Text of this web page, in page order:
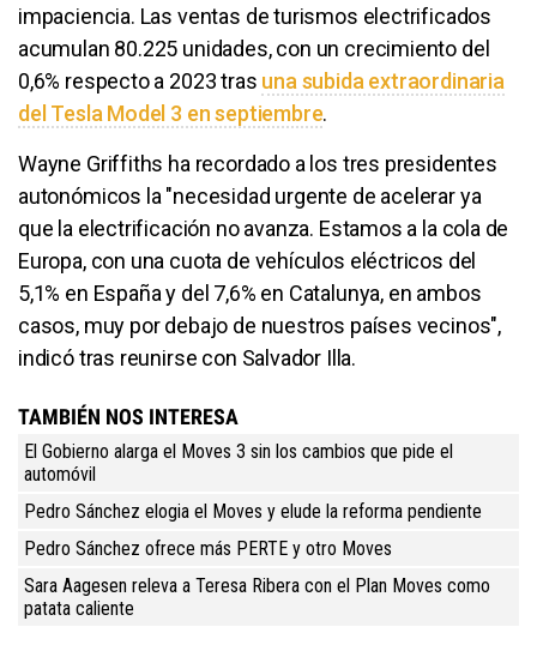
impaciencia. Las ventas de turismos electrificados
acumulan 80.225 unidades, con un crecimiento del
0,6% respecto a 2023 tras una subida extraordinaria
del Tesla Model 3 en septiembre.
Wayne Griffiths ha recordado a los tres presidentes
autonómicos la "necesidad urgente de acelerar ya
que la electrificación no avanza. Estamos a la cola de
Europa, con una cuota de vehículos eléctricos del
5,1% en España y del 7,6% en Catalunya, en ambos
casos, muy por debajo de nuestros países vecinos",
indicó tras reunirse con Salvador Illa.
TAMBIÉN NOS INTERESA
El Gobierno alarga el Moves 3 sin los cambios que pide el
automóvil
Pedro Sánchez elogia el Moves y elude la reforma pendiente
Pedro Sánchez ofrece más PERTE y otro Moves
Sara Aagesen releva a Teresa Ribera con el Plan Moves como
patata caliente